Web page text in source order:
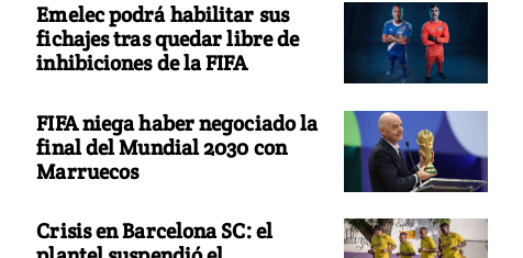
Emelec podrá habilitar sus
fichajes tras quedar libre de
inhibiciones de la FIFA
FIFA niega haber negociado la
final del Mundial 2030 con
Marruecos
Crisis en Barcelona SC: el